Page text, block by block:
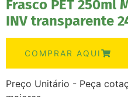
Frasco PET 250ml
INV transparente
COMPRAR AQUI
Preço Unitário - Peça